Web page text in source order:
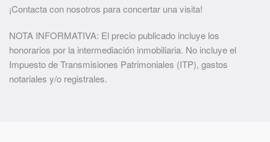
¡Contacta con nosotros para concertar una visita!
NOTA INFORMATIVA: El precio publicado incluye los
honorarios por la intermediación inmobiliaria. No incluye el
Impuesto de Transmisiones Patrimoniales (ITP), gastos
notariales y/o registrales.